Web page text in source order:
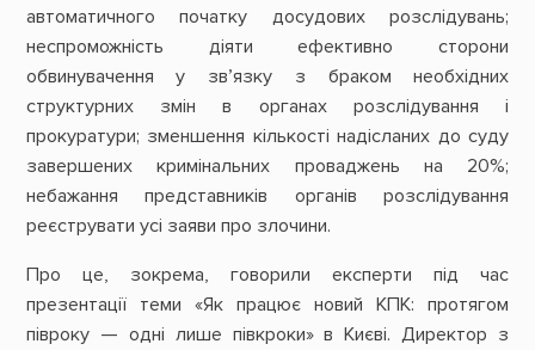
автоматичного початку досудових розслідувань;
неспроможність діяти ефективно сторони
обвинувачення у зв’язку з браком необхідних
структурних змін в органах розслідування і
прокуратури; зменшення кількості надісланих до суду
завершених кримінальних проваджень на 20%;
небажання представників органів розслідування
реєструвати усі заяви про злочини.
Про це, зокрема, говорили експерти під час
презентації теми «Як працює новий КПК: протягом
півроку — одні лише півкроки» в Києві. Директор з